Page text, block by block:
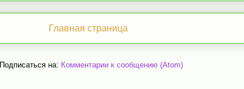
Главная страница
Подписаться на: Комментарии к сообщению (Atom)